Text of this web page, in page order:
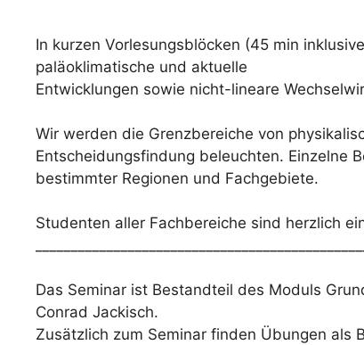
In kurzen Vorlesungsblöcken (45 min
paläoklimatische und aktuelle
Entwicklungen sowie nicht-lineare
Wir werden die Grenzbereiche von
Entscheidungsfindung beleuchten. Einzelne
bestimmter Regionen und Fachgebiete.
Studenten aller Fachbereiche sind herzlich
Das Seminar ist Bestandteil des Moduls
Conrad Jackisch.
Zusätzlich zum Seminar finden Übungen als